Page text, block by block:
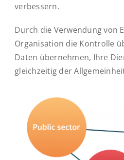
verbessern.
Durch die Verwendung von
Organisation die Kontrolle
Daten übernehmen, Ihre
gleichzeitig der